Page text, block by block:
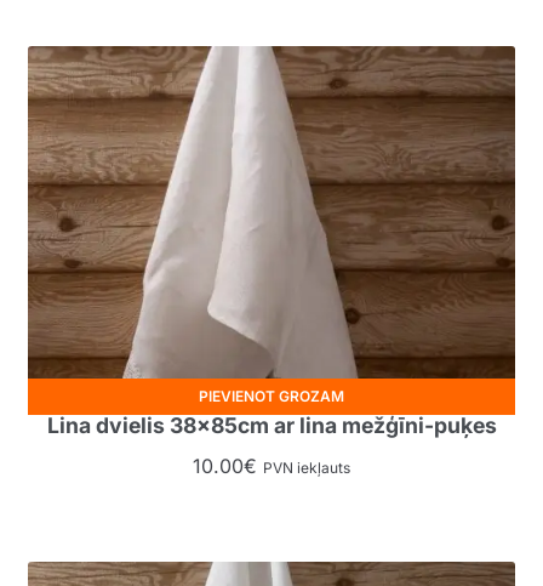
Lina dvielis 38x85cm ar lina mežģīni-puķes
10.00€ PVN iekļauts
PIEVIENOT GROZAM